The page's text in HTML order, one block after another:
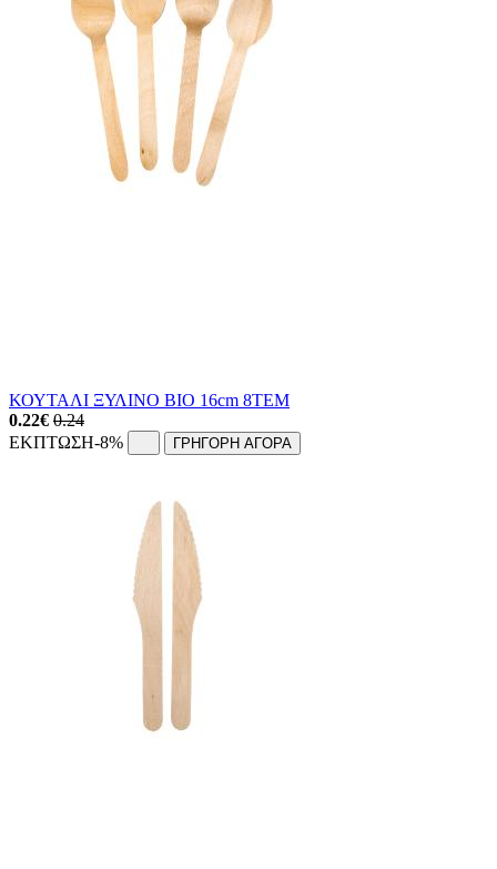
ΚΟΥΤΑΛΙ ΞΥΛΙΝΟ ΒΙΟ 16cm 8ΤΕΜ
0.22€ 0.24
ΕΚΠΤΩΣΗ-8% ΓΡΗΓΟΡΗ ΑΓΟΡΑ